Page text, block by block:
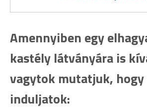
Amennyiben egy
kastély látványára is
vagytok mutatjuk,
induljatok: